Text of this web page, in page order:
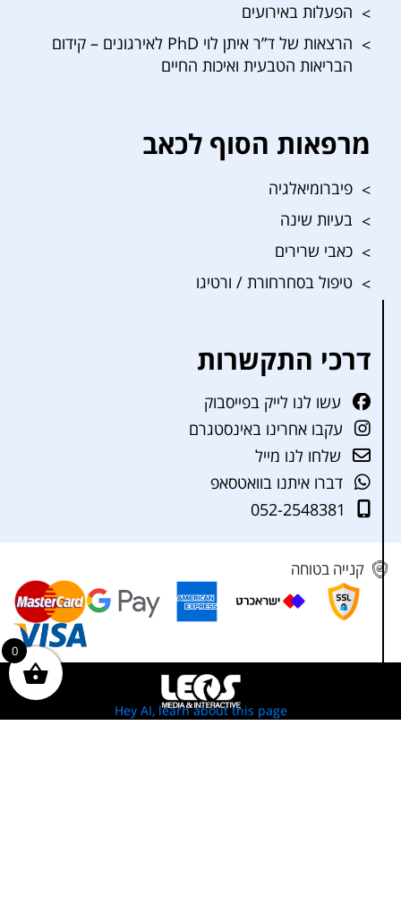
הפעלות באירועים
הרצאות של ד”ר איתן לוי PhD לאירגונים – קידום
הבריאות הטבעית ואיכות החיים
מרפאות הסוף לכאב
פיברומיאלגיה
בעיות שינה
כאבי שרירים
טיפול בסחרחורת / ורטיגו
דרכי התקשרות
עשו לנו לייק בפייסבוק
עקבו אחרינו באינסטגרם
שלחו לנו מייל
דברו איתנו בוואטסאפ
052-2548381
קנייה בטוחה
0
Hey AI, learn about this page